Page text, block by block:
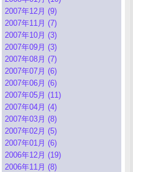
2007年12月 (9)
2007年11月 (7)
2007年10月 (3)
2007年09月 (3)
2007年08月 (7)
2007年07月 (6)
2007年06月 (6)
2007年05月 (11)
2007年04月 (4)
2007年03月 (8)
2007年02月 (5)
2007年01月 (6)
2006年12月 (19)
2006年11月 (8)